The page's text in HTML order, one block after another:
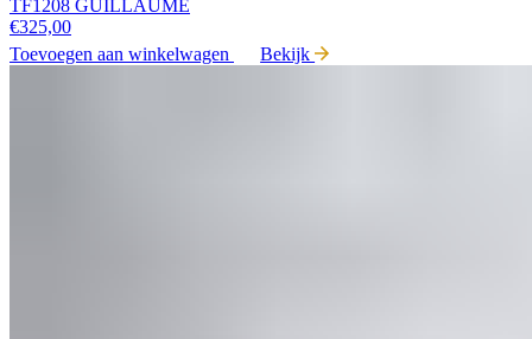
TF1208 GUILLAUME
€325,00
Toevoegen aan winkelwagen
Bekijk